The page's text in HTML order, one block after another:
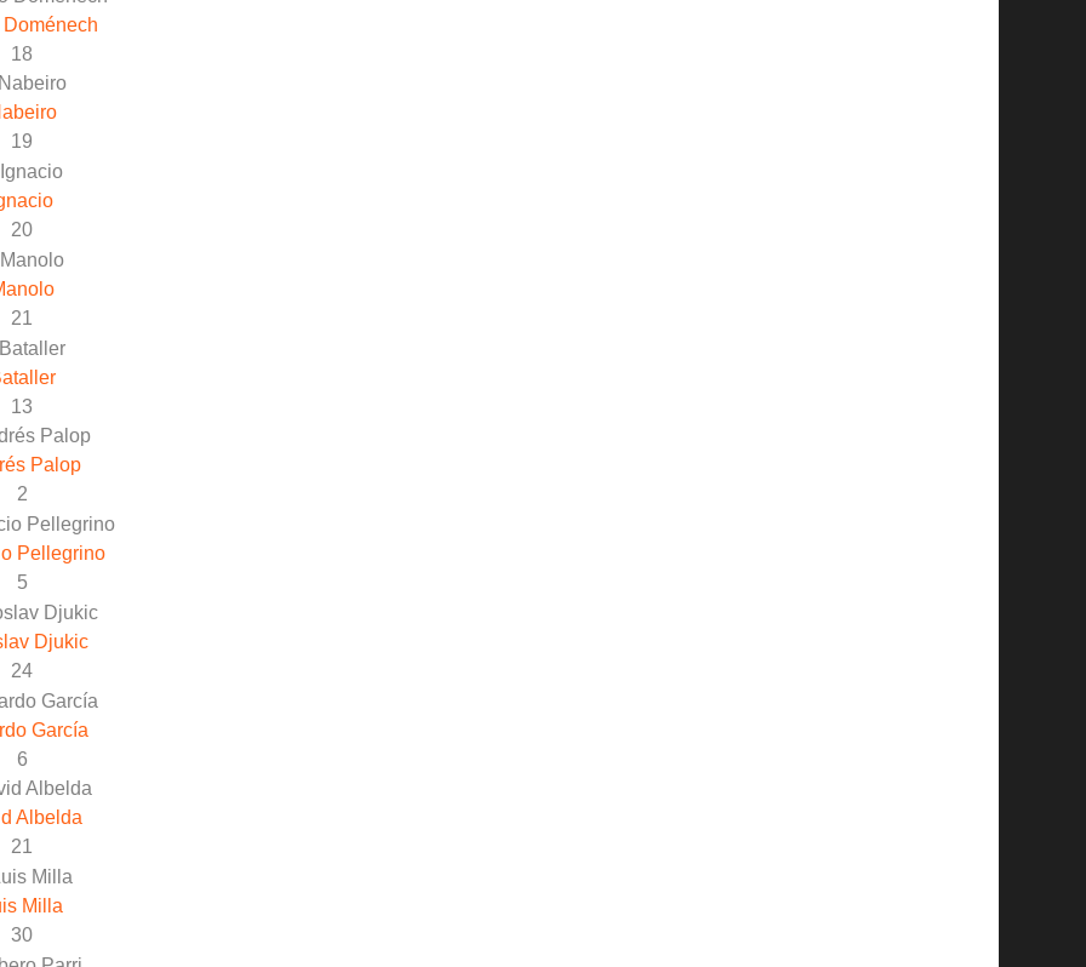
18
19
20
21
13
Palop
2
Pellegrino
5
Djukic
24
García
6
Albelda
21
Milla
30